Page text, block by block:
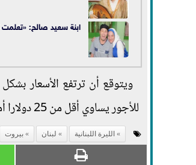
ابنة سعيد صالح:
ويتوقع أن ترتفع الأسعار
للأجور يساوي أقل من 25 دولارا أميركيا.
الليرة اللبنانية لبنان بيروت